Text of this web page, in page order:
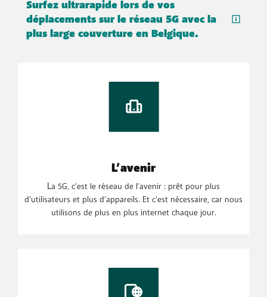
Surfez ultrarapide lors de vos
déplacements sur le réseau 5G avec la
plus large couverture en Belgique.
L’avenir
La 5G, c’est le réseau de l’avenir : prêt pour plus
d'utilisateurs et plus d’appareils. Et c'est nécessaire, car nous
utilisons de plus en plus internet chaque jour.